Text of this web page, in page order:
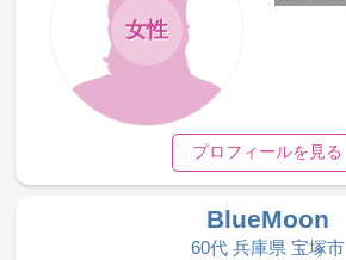
女性
プロフィールを見る
BlueMoon
60代 兵庫県 宝塚市